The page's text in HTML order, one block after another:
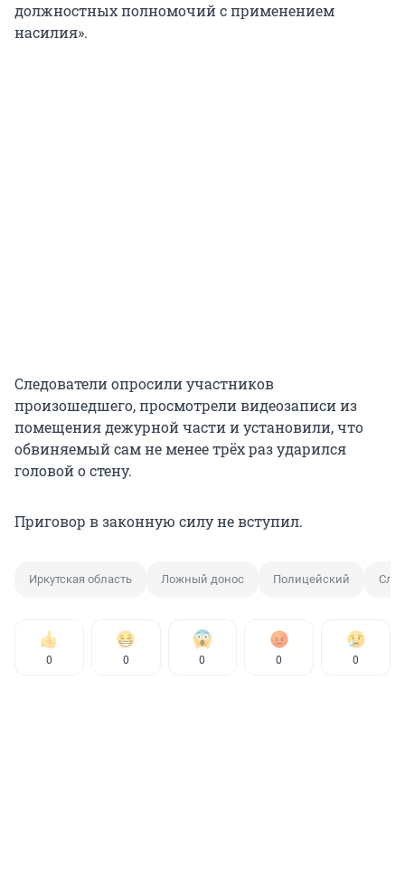
должностных полномочий с применением
насилия».
Следователи опросили участников
произошедшего, просмотрели видеозаписи из
помещения дежурной части и установили, что
обвиняемый сам не менее трёх раз ударился
головой о стену.
Приговор в законную силу не вступил.
Иркутская область Ложный донос Полицейский
0 0 0 0 0